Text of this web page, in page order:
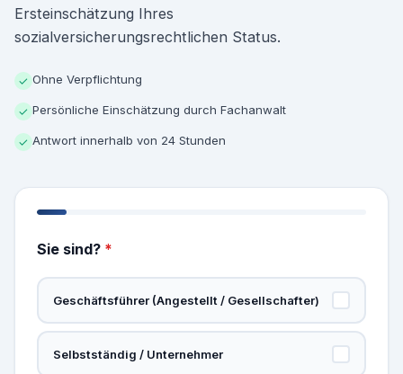
Ersteinschätzung Ihres
sozialversicherungsrechtlichen Status.
✓ Ohne Verpflichtung
✓ Persönliche Einschätzung durch Fachanwalt
✓ Antwort innerhalb von 24 Stunden
Sie sind? *
Geschäftsführer (Angestellt / Gesellschafter)
Selbstständig / Unternehmer